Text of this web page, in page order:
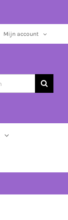
Mijn account